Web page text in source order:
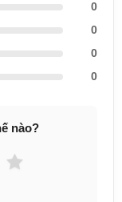
0
0
0
0
nào?